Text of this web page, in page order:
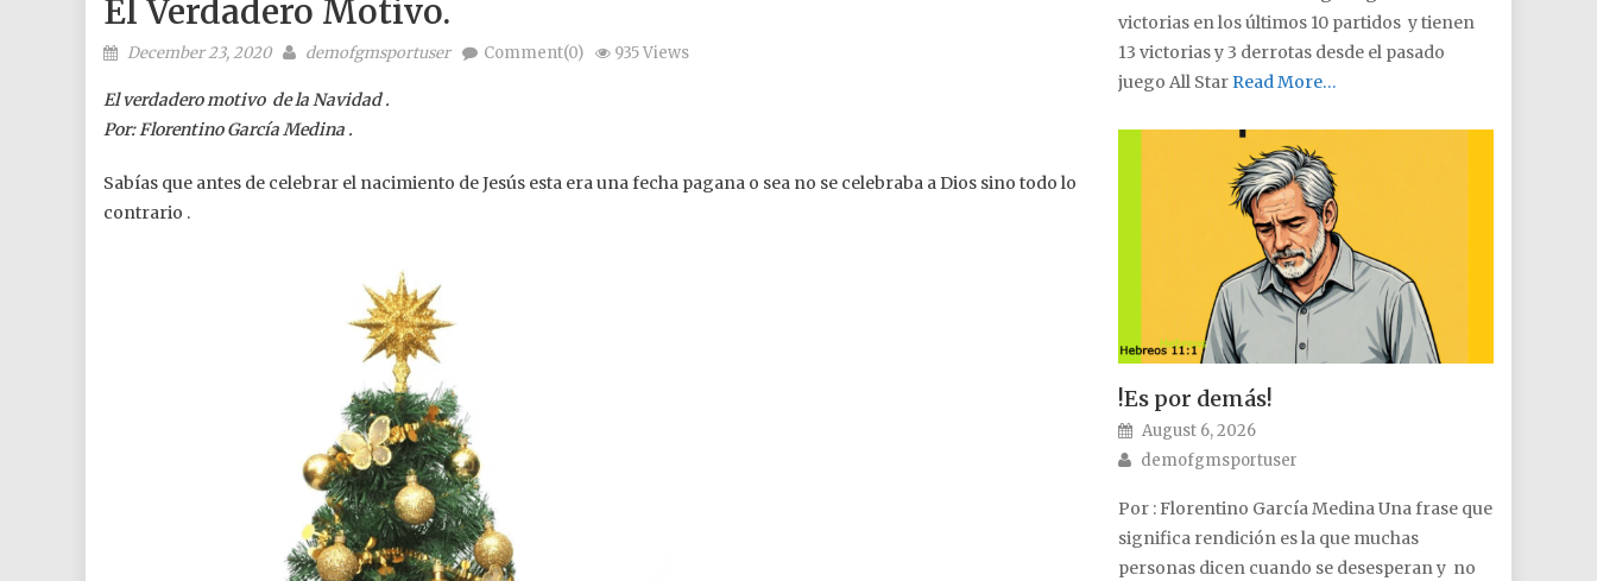
El Verdadero Motivo.
Posted on
December 23, 2020 Author
demofgmsportuser Comment(0) 935 Views
El verdadero motivo de la Navidad .
Por: Florentino García Medina .
Sabías que antes de celebrar el nacimiento de Jesús esta era una fecha pagana o sea no se celebraba a Dios sino todo lo
contrario .
victorias en los últimos 10 partidos y tienen
13 victorias y 3 derrotas desde el pasado
juego All Star Read More…
!Es por demás!
Posted on
August 6, 2026
Author
demofgmsportuser
Por : Florentino García Medina Una frase que
significa rendición es la que muchas
personas dicen cuando se desesperan y no